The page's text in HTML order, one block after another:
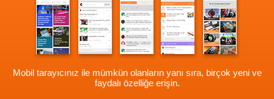
Mobil tarayıcınız ile mümkün olanların yanı sıra, birçok yeni ve
faydalı özelliğe erişin.